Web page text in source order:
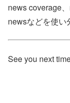
news coverage
newsなどを使い
See you next